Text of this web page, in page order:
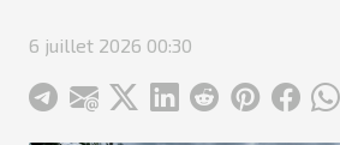
6 juillet 2026 00:30